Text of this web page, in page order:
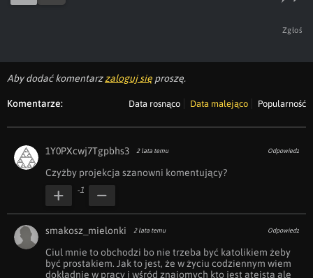
Zgłoś
Aby dodać komentarzzaloguj się proszę.
Komentarze: Data rosnąco Data malejąco Popularność
1Y0PXcwj7Tgpbhs3 2 lata temu Odpowiedz
Czyżby projekcja szanowni komentujący?
-1
smakosz_mielonki 2 lata temu Odpowiedz
Ciul mnie to obchodzi bo nie trzeba być katolikiem żeby
być prostakiem. Jak to jest, że w życiu codziennym wiem
dokładnie w pracy i wśród znajomych kto jest ateistą ale